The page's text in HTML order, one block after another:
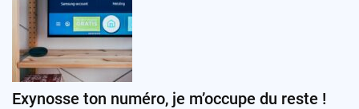
Exynosse ton numéro, je m’occupe du reste !